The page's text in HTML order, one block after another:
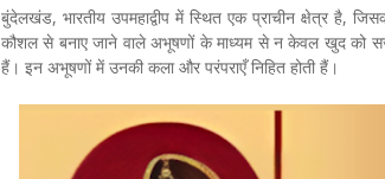
बुंदेलखंड, भारतीय उपमहाद्वीप में स्थित एक प्राचीन क्षेत्र है,
कौशल से बनाए जाने वाले अभूषणों के माध्यम से न केवल खुद को
हैं। इन अभूषणों में उनकी कला और परंपराएँ निहित होती हैं।